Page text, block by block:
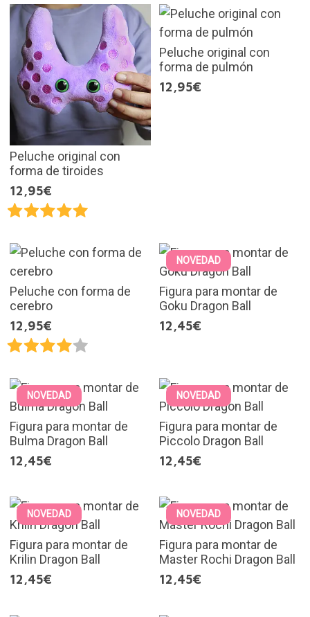
Peluche original con
forma de tiroides
12,95€
Peluche original con
forma de pulmón
12,95€
Peluche con forma de
cerebro
12,95€
NOVEDAD
Figura para montar de
Goku Dragon Ball
12,45€
NOVEDAD
Figura para montar de
Bulma Dragon Ball
12,45€
NOVEDAD
Figura para montar de
Piccolo Dragon Ball
12,45€
NOVEDAD
Figura para montar de
Krilin Dragon Ball
12,45€
NOVEDAD
Figura para montar de
Master Rochi Dragon Ball
12,45€